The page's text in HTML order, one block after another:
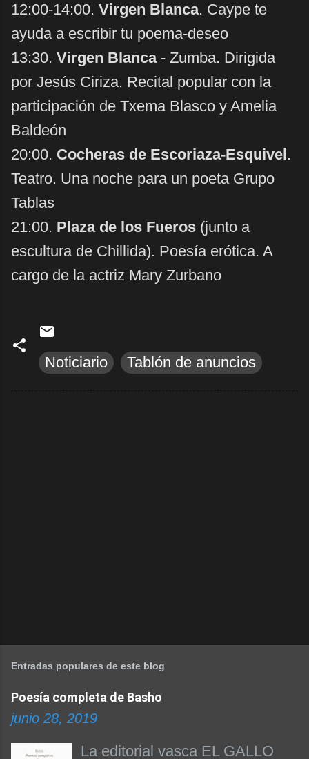
12:00-14:00. Virgen Blanca. Caype te
ayuda a escribir tu poema-deseo
13:30. Virgen Blanca- Zumba. Dirigida
por Jesús Ciriza. Recital popular con la
participación de Txema Blasco y Amelia
Baldeón
20:00. Cocheras de Escoriaza-Esquivel.
Teatro. Una noche para un poeta Grupo
Tablas
21:00. Plaza de los Fueros (junto a
escultura de Chillida). Poesía erótica. A
cargo de la actriz Mary Zurbano
Noticiario Tablón de anuncios
Entradas populares de este blog
Poesía completa de Basho
junio 28, 2019
La editorial vasca EL GALLO